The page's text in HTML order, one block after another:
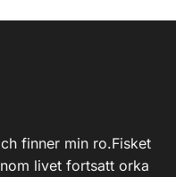
finner min ro.Fisket
livet fortsatt orka